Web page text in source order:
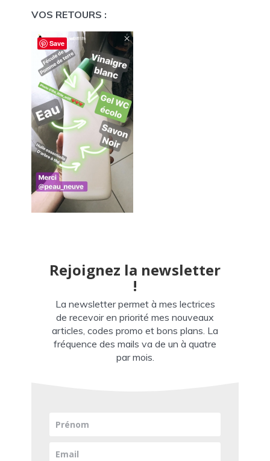
VOS RETOURS :
Rejoignez la newsletter
!
La newsletter permet à mes lectrices
de recevoir en priorité mes nouveaux
articles, codes promo et bons plans. La
fréquence des mails va de un à quatre
par mois.
Save